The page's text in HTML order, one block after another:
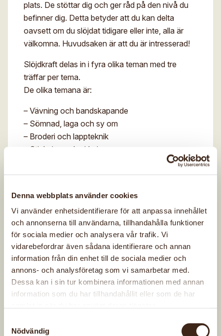
Denna webbplats använder cookies
Vi använder enhetsidentifierare för att anpassa innehållet
och annonserna till användarna, tillhandahålla funktioner
för sociala medier och analysera vår trafik. Vi
vidarebefordrar även sådana identifierare och annan
information från din enhet till de sociala medier och
annons- och analysföretag som vi samarbetar med.
Dessa kan i sin tur kombinera informationen med annan
information som du har tillhandahållit eller som de har
Nödvändig
plats. De stöttar dig och ger råd på den nivå du
befinner dig. Detta betyder att du kan delta
oavsett om du slöjdat tidigare eller inte, alla är
välkomna. Huvudsaken är att du är intresserad!
Slöjdkraft delas in i fyra olika teman med tre
träffar per tema.
De olika temana är:
– Vävning och bandskapande
– Sömnad, laga och sy om
– Broderi och lappteknik
– Stickning och virkning
Vi har gott om material för alla teknikerna, vår
din kreativitet. Ingenting är omöjligt! Det kostar
inget att delta i Slöjdkraft, både material och fika
är gratis. Men för att vara försäkrad under
träffarna behöver du vara ungdomsmedlem i
Varbergs hemslöjdsförening och det kostar 100
kr.
För dig som vill veta mer om Slöjdkraft och träffa
några av ledarna ordnar vi en träff på
lena.ia.martensson@gmail.com eller via telefon